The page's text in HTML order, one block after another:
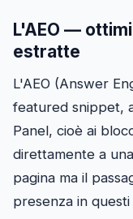
L'AEO —
estratte
L'AEO (Answer
featured snippet,
Panel, cioè ai
direttamente a
pagina ma il
presenza in